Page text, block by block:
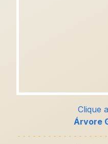
Clique
Árvore